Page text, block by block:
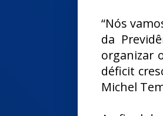
“Nós
da
organizar
déficit
Michel